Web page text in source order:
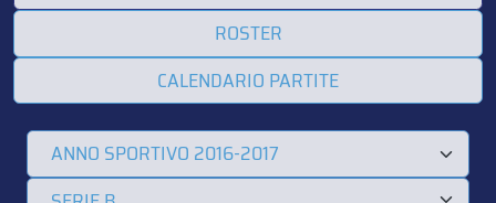
ROSTER
CALENDARIO PARTITE